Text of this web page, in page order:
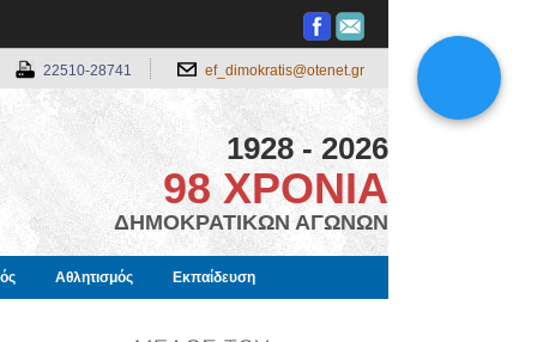
22510-28741 ef_dimokratis@otenet.gr
1928 - 2026
98 ΧΡΟΝΙΑ
ΔΗΜΟΚΡΑΤΙΚΩΝ ΑΓΩΝΩΝ
Αθλητισμός Εκπαίδευση